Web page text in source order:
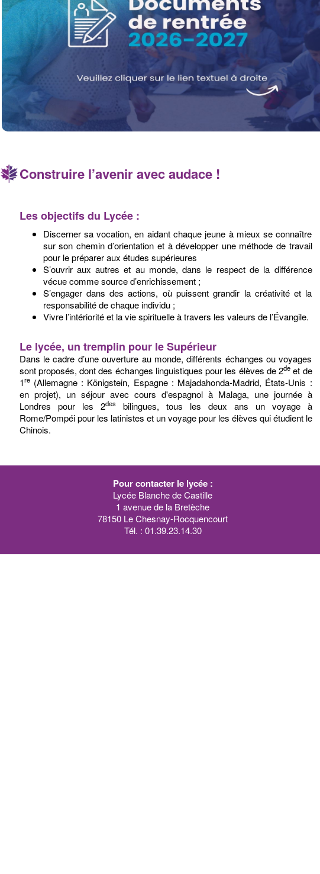
Construire l’avenir avec audace !
Les objectifs du Lycée :
Discerner sa vocation, en aidant chaque jeune à mieux se connaître
sur son chemin d’orientation et à développer une méthode de travail
pour le préparer aux études supérieures
S’ouvrir aux autres et au monde, dans le respect de la différence
vécue comme source d’enrichissement ;
S’engager dans des actions, où puissent grandir la créativité et la
responsabilité de chaque individu ;
Vivre l’intériorité et la vie spirituelle à travers les valeurs de l’Évangile.
Le lycée, un tremplin pour le Supérieur
Dans le cadre d’une ouverture au monde, différents échanges ou voyages
sont proposés, dont des échanges linguistiques pour les élèves de 2de et de
1re(Allemagne : Königstein, Espagne : Majadahonda-Madrid, États-Unis :
en projet), un séjour avec cours d'espagnol à Malaga, une journée à
Londres pour les 2des
bilingues, tous les deux ans un voyage à
Rome/Pompéi pour les latinistes et un voyage pour les élèves qui étudient le
Chinois.
Pour contacter le lycée :
Lycée Blanche de Castille
1 avenue de la Bretèche
78150 Le Chesnay-Rocquencourt
Tél. : 01.39.23.14.30